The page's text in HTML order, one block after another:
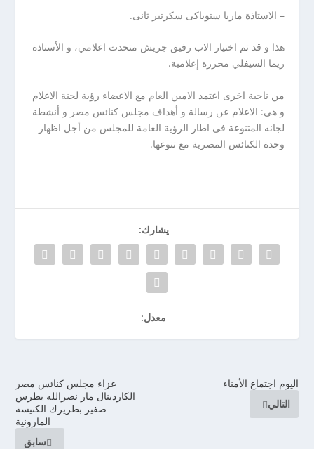
– الاستاذة ماريا ستوباكى سكرتير ثانى.
هذا و قد تم اختيار الاب رفيق جريش متحدث اعلامي، و الأستاذة
ريما السيفلي محررة إعلامية.
من ناحية اخرى اعتمد الامين العام مع الاعضاء رؤية لجنة الاعلام
و هى: الاعلام عن رسالة و أهداف مجلس كنائس مصر و أنشطة
لجانه المتنوعة فى اطار الرؤية العامة للمجلس من أجل اظهار
وحدة الكنائس المصرية مع تنوعها.
يشارك:
معدل:
عزاء مجلس كنائس مصر
الكاردينال مار نصرالله بطرس
صفير بطريرك الكنيسة
المارونية
سابق
اليوم اجتماع الأمناء
التالي